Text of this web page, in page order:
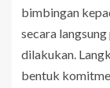
bimbingan
secara
dilakukan.
bentuk